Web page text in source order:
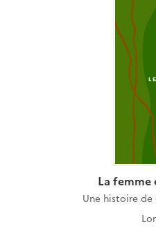
La femme
Une histoire